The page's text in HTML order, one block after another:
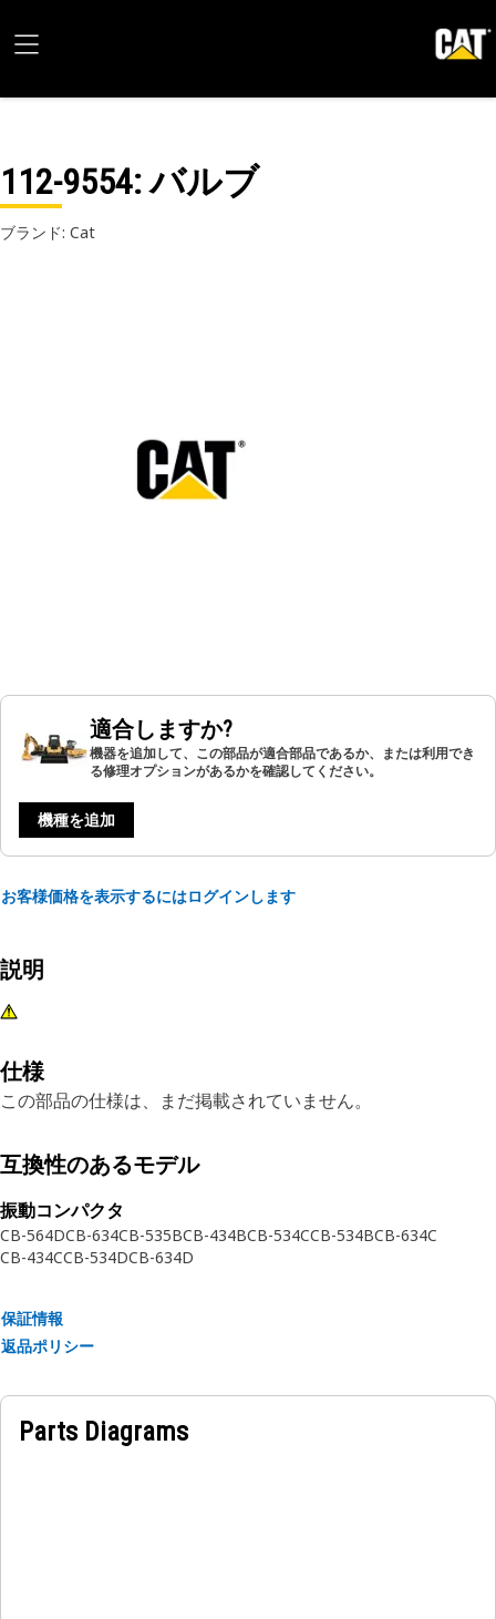
112-9554: バルブ
ブランド: Cat
適合しますか?
機器を追加して、この部品が適合部品であるか、または利用でき
る修理オプションがあるかを確認してください。
機種を追加
お客様価格を表示するにはログインします
説明
仕様
この部品の仕様は、まだ掲載されていません。
互換性のあるモデル
振動コンパクタ
CB-564DCB-634CB-535BCB-434BCB-534CCB-534BCB-634C
CB-434CCB-534DCB-634D
保証情報
返品ポリシー
Parts Diagrams